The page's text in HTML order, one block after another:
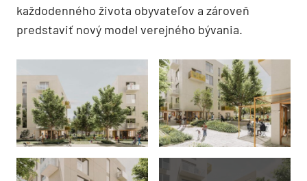
každodenného života obyvateľov a zároveň
predstaviť nový model verejného bývania.